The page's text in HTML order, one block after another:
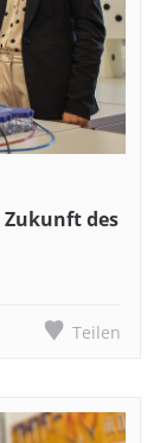
Zukunft des
Teilen